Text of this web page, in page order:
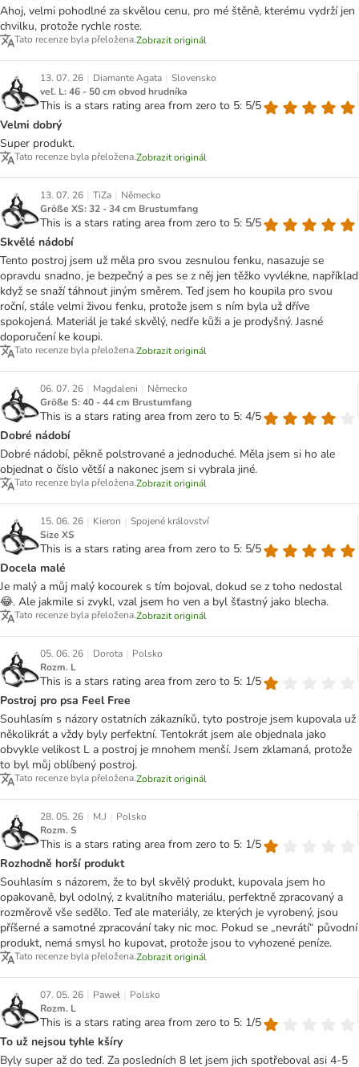
Ahoj, velmi pohodlné za skvělou cenu, pro mé štěně, kterému vydrží jen
chvilku, protože rychle roste.
Tato recenze byla přeložena.Zobrazit originál
13. 07. 26 | Diamante Agata | Slovensko
veľ. L: 46 - 50 cm obvod hrudníka
This is a stars rating area from zero to 5: 5/5
Velmi dobrý
Super produkt.
Tato recenze byla přeložena.Zobrazit originál
13. 07. 26 | TiZa | Německo
Größe XS: 32 - 34 cm Brustumfang
This is a stars rating area from zero to 5: 5/5
Skvělé nádobí
Tento postroj jsem už měla pro svou zesnulou fenku, nasazuje se
opravdu snadno, je bezpečný a pes se z něj jen těžko vyvlékne, například
když se snaží táhnout jiným směrem. Teď jsem ho koupila pro svou
roční, stále velmi živou fenku, protože jsem s ním byla už dříve
spokojená. Materiál je také skvělý, nedře kůži a je prodyšný. Jasné
doporučení ke koupi.
Tato recenze byla přeložena.Zobrazit originál
06. 07. 26 | Magdaleni | Německo
Größe S: 40 - 44 cm Brustumfang
This is a stars rating area from zero to 5: 4/5
Dobré nádobí
Dobré nádobí, pěkně polstrované a jednoduché. Měla jsem si ho ale
objednat o číslo větší a nakonec jsem si vybrala jiné.
Tato recenze byla přeložena.Zobrazit originál
15. 06. 26 | Kieron | Spojené království
Size XS
This is a stars rating area from zero to 5: 5/5
Docela malé
Je malý a můj malý kocourek s tím bojoval, dokud se z toho nedostal
😂. Ale jakmile si zvykl, vzal jsem ho ven a byl šťastný jako blecha.
Tato recenze byla přeložena.Zobrazit originál
05. 06. 26 | Dorota | Polsko
Rozm. L
This is a stars rating area from zero to 5: 1/5
Postroj pro psa Feel Free
Souhlasím s názory ostatních zákazníků, tyto postroje jsem kupovala už
několikrát a vždy byly perfektní. Tentokrát jsem ale objednala jako
obvykle velikost L a postroj je mnohem menší. Jsem zklamaná, protože
to byl můj oblíbený postroj.
Tato recenze byla přeložena.Zobrazit originál
28. 05. 26 | M.J | Polsko
Rozm. S
This is a stars rating area from zero to 5: 1/5
Rozhodně horší produkt
Souhlasím s názorem, že to byl skvělý produkt, kupovala jsem ho
opakovaně, byl odolný, z kvalitního materiálu, perfektně zpracovaný a
rozměrově vše sedělo. Teď ale materiály, ze kterých je vyrobený, jsou
příšerné a samotné zpracování taky nic moc. Pokud se „nevrátí“ původní
produkt, nemá smysl ho kupovat, protože jsou to vyhozené peníze.
Tato recenze byla přeložena.Zobrazit originál
07. 05. 26 | Paweł | Polsko
Rozm. L
This is a stars rating area from zero to 5: 1/5
To už nejsou tyhle kšíry
Byly super až do teď. Za posledních 8 let jsem jich spotřeboval asi 4-5